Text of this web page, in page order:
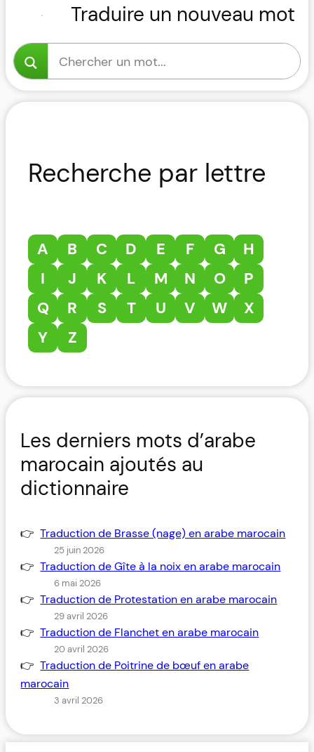
Traduire un nouveau mot
Recherche par lettre
A B C D E F G
H
I
J K L M N O
P
Q
R S T U V W
X
Y
Z
Les derniers mots d’arabe
marocain ajoutés au
dictionnaire
Traduction de Brasse (nage) en arabe marocain
25 juin 2026
Traduction de Gîte à la noix en arabe marocain
6 mai 2026
Traduction de Protestation en arabe marocain
29 avril 2026
Traduction de Flanchet en arabe marocain
20 avril 2026
Traduction de Poitrine de bœuf en arabe
marocain
3 avril 2026